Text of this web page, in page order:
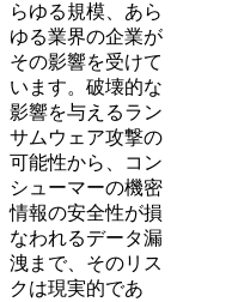
らゆる規模、あら
ゆる業界の企業が
その影響を受けて
います。破壊的な
影響を与えるラン
サムウェア攻撃の
可能性から、コン
シューマーの機密
情報の安全性が損
なわれるデータ漏
洩まで、そのリス
クは現実的であ